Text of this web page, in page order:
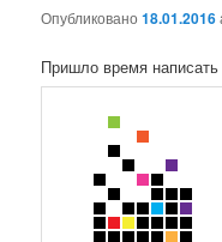
Опубликовано18.01.2016
Пришло время